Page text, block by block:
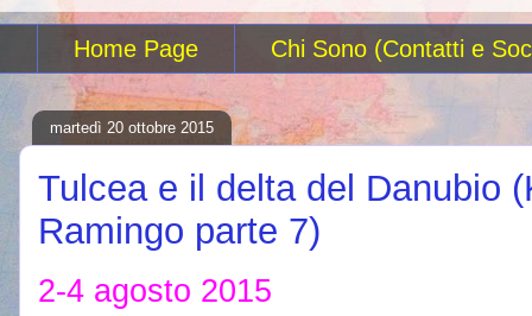
Home Page Chi Sono (Contatti e
martedì 20 ottobre 2015
Tulcea e il delta del Danubio
Ramingo parte 7)
2-4 agosto 2015